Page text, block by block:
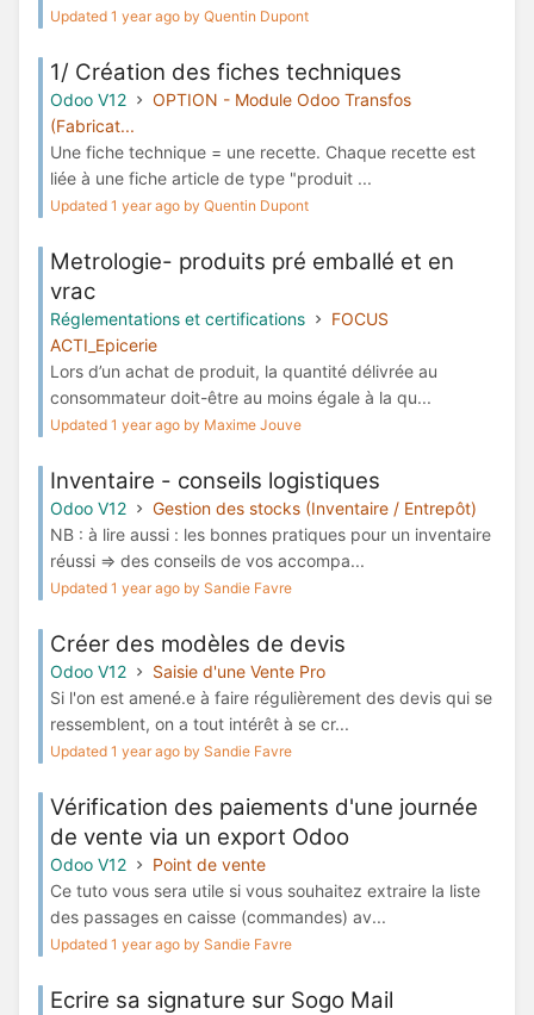
Updated 1 year ago by Quentin Dupont
1/ Création des fiches techniques
Odoo V12
OPTION - Module Odoo Transfos
(Fabricat...
Une fiche technique = une recette. Chaque recette est
liée à une fiche article de type "produit ...
Updated 1 year ago by Quentin Dupont
Metrologie- produits pré emballé et en
vrac
Réglementations et certifications
FOCUS
ACTI_Epicerie
Lors d’un achat de produit, la quantité délivrée au
consommateur doit-être au moins égale à la qu...
Updated 1 year ago by Maxime Jouve
Inventaire - conseils logistiques
Odoo V12
Gestion des stocks (Inventaire / Entrepôt)
NB : à lire aussi : les bonnes pratiques pour un inventaire
réussi => des conseils de vos accompa...
Updated 1 year ago by Sandie Favre
Créer des modèles de devis
Odoo V12
Saisie d'une Vente Pro
Si l'on est amené.e à faire régulièrement des devis qui se
ressemblent, on a tout intérêt à se cr...
Updated 1 year ago by Sandie Favre
Vérification des paiements d'une journée
de vente via un export Odoo
Odoo V12
Point de vente
Ce tuto vous sera utile si vous souhaitez extraire la liste
des passages en caisse (commandes) av...
Updated 1 year ago by Sandie Favre
Ecrire sa signature sur Sogo Mail